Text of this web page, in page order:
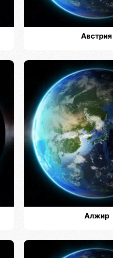
Австрия
Алжир